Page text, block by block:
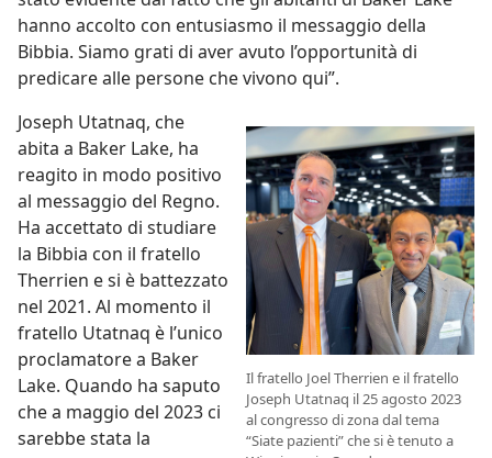
hanno accolto con entusiasmo il messaggio della
Bibbia. Siamo grati di aver avuto l’opportunità di
predicare alle persone che vivono qui”.
Il fratello Joel Therrien e il fratello
Joseph Utatnaq il 25 agosto 2023
al congresso di zona dal tema
“Siate pazienti” che si è tenuto a
Joseph Utatnaq, che
abita a Baker Lake, ha
reagito in modo positivo
al messaggio del Regno.
Ha accettato di studiare
la Bibbia con il fratello
Therrien e si è battezzato
nel 2021. Al momento il
fratello Utatnaq è l’unico
proclamatore a Baker
Lake. Quando ha saputo
che a maggio del 2023 ci
sarebbe stata la